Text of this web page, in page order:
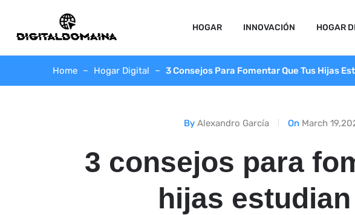
HOGAR INNOVACIÓN HOGAR
Home Hogar Digital 3 Consejos Para Fomentar Que Tus Hijas
By Alexandro García On March
3 consejos para
hijas